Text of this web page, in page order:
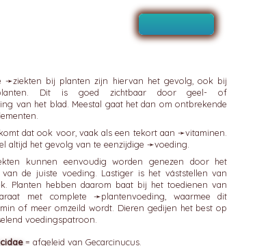
➛ziekten bij planten zijn hiervan het gevolg, ook bij
Dit is goed zichtbaar door geel- of
van het blad. Meestal gaat het dan om ontbrekende
dat ook voor, vaak als een tekort aan ➛vitaminen
altijd het gevolg van te eenzijdige ➛voeding
kunnen eenvoudig worden genezen door het
van de juiste voeding. Lastiger is het váststellen van
Planten hebben daarom baat bij het toedienen van
met complete ➛plantenvoeding , waarmee dit
of meer omzeild wordt. Dieren gedijen het best op
voedingspatroon.
= afgeleid van Gecarcinucus.